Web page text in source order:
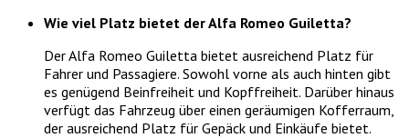
Wie viel Platz bietet der Alfa Romeo Guiletta?
Der Alfa Romeo Guiletta bietet ausreichend Platz für
Fahrer und Passagiere. Sowohl vorne als auch hinten gibt
es genügend Beinfreiheit und Kopffreiheit. Darüber hinaus
verfügt das Fahrzeug über einen geräumigen Kofferraum,
der ausreichend Platz für Gepäck und Einkäufe bietet.